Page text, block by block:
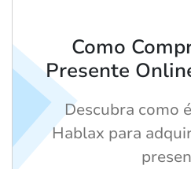
Como
Presente
Descubra como
Hablax para